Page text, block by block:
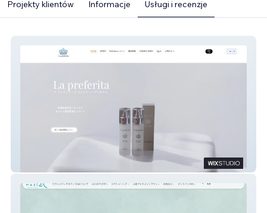
Projekty klientów Informacje Usługi i recenzje